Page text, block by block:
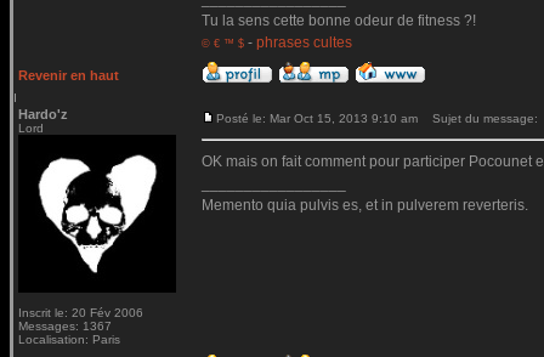
Tu la sens cette bonne odeur de fitness ?!
© € ™ $ - phrases cultes
Revenir en haut
Hardo'z
Lord
Inscrit le: 20 Fév 2006
Messages: 1367
Localisation: Paris
Posté le: Mar Oct 15, 2013 9:10 am Sujet du message:
OK mais on fait comment pour participer Pocounet
Memento quia pulvis es, et in pulverem reverteris.